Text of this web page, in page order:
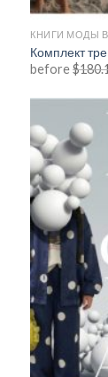
КНИГИ МОДЫ
Комплект
before$